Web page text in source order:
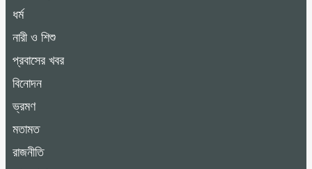
ধর্ম
নারী ও শিশু
প্রবাসের খবর
বিনোদন
ভ্রমণ
মতামত
রাজনীতি